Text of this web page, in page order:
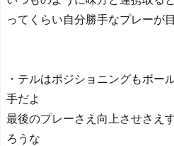
ってくらい自分勝手なプレーが
・テルはポジショニングもボー
手だよ
最後のプレーさえ向上させさえ
ろうな